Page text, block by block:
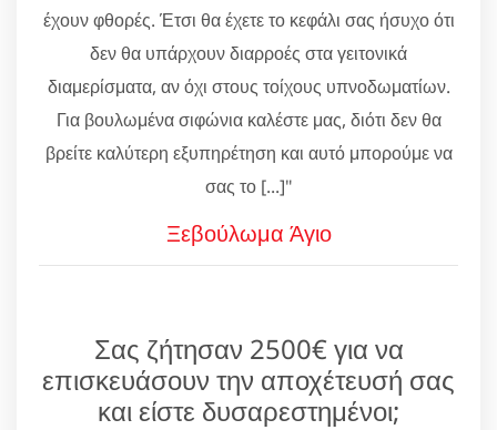
έχουν φθορές. Έτσι θα έχετε το κεφάλι σας ήσυχο ότι
δεν θα υπάρχουν διαρροές στα γειτονικά
διαμερίσματα, αν όχι στους τοίχους υπνοδωματίων.
Για βουλωμένα σιφώνια καλέστε μας, διότι δεν θα
βρείτε καλύτερη εξυπηρέτηση και αυτό μπορούμε να
σας το [...]"
Ξεβούλωμα Άγιο
Σας ζήτησαν 2500€ για να
επισκευάσουν την αποχέτευσή σας
και είστε δυσαρεστημένοι;